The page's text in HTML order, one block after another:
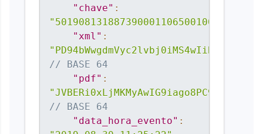
"chave" :
"xml" :
// BASE 64
"pdf" :
// BASE 64
"data_hora_evento" :